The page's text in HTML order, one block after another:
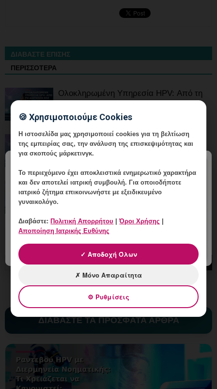
ΔΙΑΒΑΣΤΕ ΕΠΙΣΗΣ
ΠΕΡΙΣΣΟΤΕΡΑ
Ολοκληρωμένη Υπηρεσία HPV: Από τη
Ολοκληρωμένη Υπηρεσία HPV: Από τη
Διάγνωση έως τον Επανέλεγχο
Ολοκληρωμένη Υπηρεσία HPV: Από τη
Διάγνωση έως τον Επανέλεγχο
ΔΙΑΒΑΣΤΕ ΤΑ ΠΡΟΣΦΑΤΑ ΑΡΘΡΑ
🍪 Χρησιμοποιούμε Cookies
Η ιστοσελίδα μας χρησιμοποιεί cookies για τη βελτίωση
της εμπειρίας σας, την ανάλυση της επισκεψιμότητας και
για σκοπούς μάρκετινγκ.
Το περιεχόμενο έχειαποκλειστικά ενημερωτικό χαρακτήρα
και δεν αποτελεί ιατρική συμβουλή. Για οποιοδήποτε
ιατρικό ζήτημα επικοινωνήστε με εξειδικευμένο
γυναικολόγο.
Διαβάστε:Πολιτική Απορρήτου |Όροι Χρήσης |
Αποποίηση Ιατρικής Ευθύνης
✓ Αποδοχή Όλων
✗ Μόνο Απαραίτητα
⚙ Ρυθμίσεις